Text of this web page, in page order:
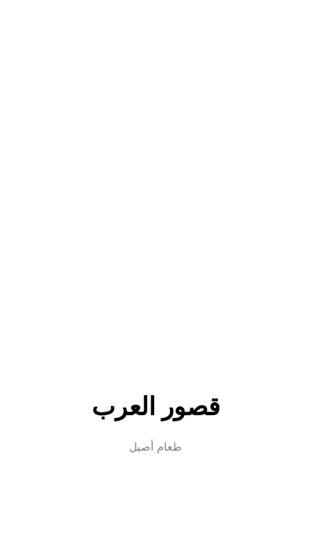
قصور العرب
طعام أصيل